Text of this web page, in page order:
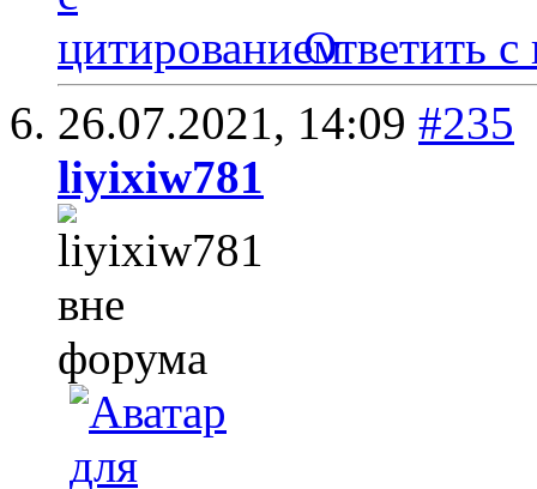
Ответить с
26.07.2021, 14:09 #235
liyixiw781